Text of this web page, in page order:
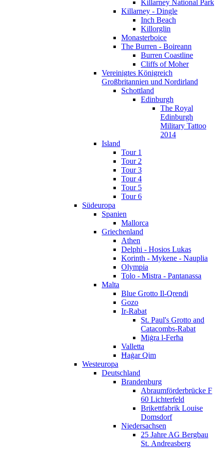
Killarney National Park
Killarney - Dingle
Inch Beach
Killorglin
Monasterboice
The Burren - Boireann
Burren Coastline
Cliffs of Moher
Vereinigtes Königreich
Großbritannien und Nordirland
Schottland
Edinburgh
The Royal
Edinburgh
Military Tattoo
2014
Island
Tour 1
Tour 2
Tour 3
Tour 4
Tour 5
Tour 6
Südeuropa
Spanien
Mallorca
Griechenland
Athen
Delphi - Hosios Lukas
Korinth - Mykene - Nauplia
Olympia
Tolo - Mistra - Pantanassa
Malta
Blue Grotto Il-Qrendi
Gozo
Ir-Rabat
St. Paul's Grotto and
Catacombs-Rabat
Miġra l-Ferħa
Valletta
Ħaġar Qim
Westeuropa
Deutschland
Brandenburg
Abraumförderbrücke F
60 Lichterfeld
Brikettfabrik Louise
Domsdorf
Niedersachsen
25 Jahre AG Bergbau
St. Andreasberg